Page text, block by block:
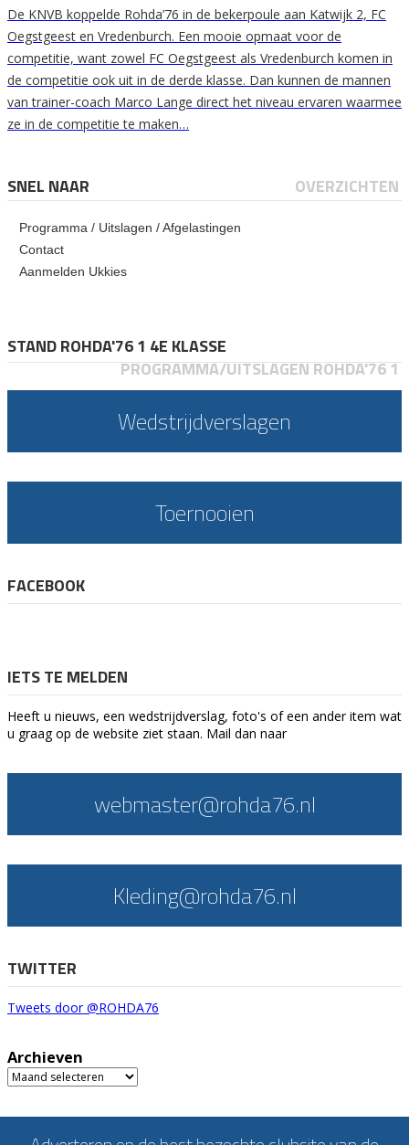
De KNVB koppelde Rohda’76 in de bekerpoule aan Katwijk 2, FC
Oegstgeest en Vredenburch. Een mooie opmaat voor de
competitie, want zowel FC Oegstgeest als Vredenburch komen in
de competitie ook uit in de derde klasse. Dan kunnen de mannen
van trainer-coach Marco Lange direct het niveau ervaren waarmee
ze in de competitie te maken…
SNEL NAAR OVERZICHTEN
Programma / Uitslagen / Afgelastingen
Contact
Aanmelden Ukkies
STAND ROHDA'76 1 4E KLASSE
PROGRAMMA/UITSLAGEN ROHDA'76 1
Wedstrijdverslagen
Toernooien
FACEBOOK
IETS TE MELDEN
Heeft u nieuws, een wedstrijdverslag, foto's of een ander item wat
u graag op de website ziet staan. Mail dan naar
webmaster@rohda76.nl
Kleding@rohda76.nl
TWITTER
Tweets door @ROHDA76
Archieven
Archieven